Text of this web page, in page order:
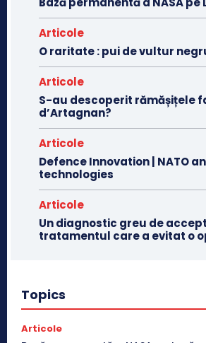
Articole
O raritate : pui de vultur
Articole
S-au descoperit rămășițele
d’Artagnan?
Articole
Defence Innovation | NATO
technologies
Articole
Un diagnostic greu de
tratamentul care a evitat o
Topics
Articole